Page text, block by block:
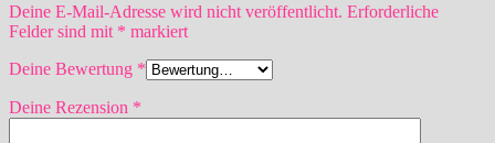
Deine E-Mail-Adresse wird nicht veröffentlicht. Erforderliche
Felder sind mit * markiert
Deine Bewertung *
Deine Rezension *